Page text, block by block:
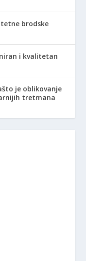
brodske
i kvalitetan
je oblikovanje
tretmana